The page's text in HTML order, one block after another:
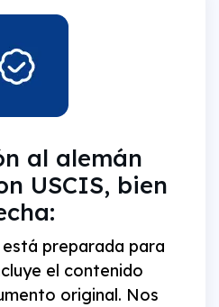
al alemán
USCIS, bien
preparada para
el contenido
original. Nos